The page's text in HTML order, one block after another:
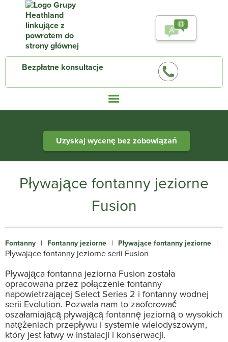
Bezpłatne konsultacje
Uzyskaj wycenę bez zobowiązań
Pływające fontanny jeziorne
Fusion
Fontanny | Fontanny jeziorne | Pływające fontanny jeziorne |
Pływające fontanny jeziorne serii Fusion
Pływająca fontanna jeziorna Fusion została
opracowana przez połączenie fontanny
napowietrzającej Select Series 2 i fontanny wodnej
serii Evolution. Pozwala nam to zaoferować
oszałamiającą pływającą fontannę jeziorną o wysokich
natężeniach przepływu i systemie wielodyszowym,
który jest łatwy w instalacji i konserwacji.